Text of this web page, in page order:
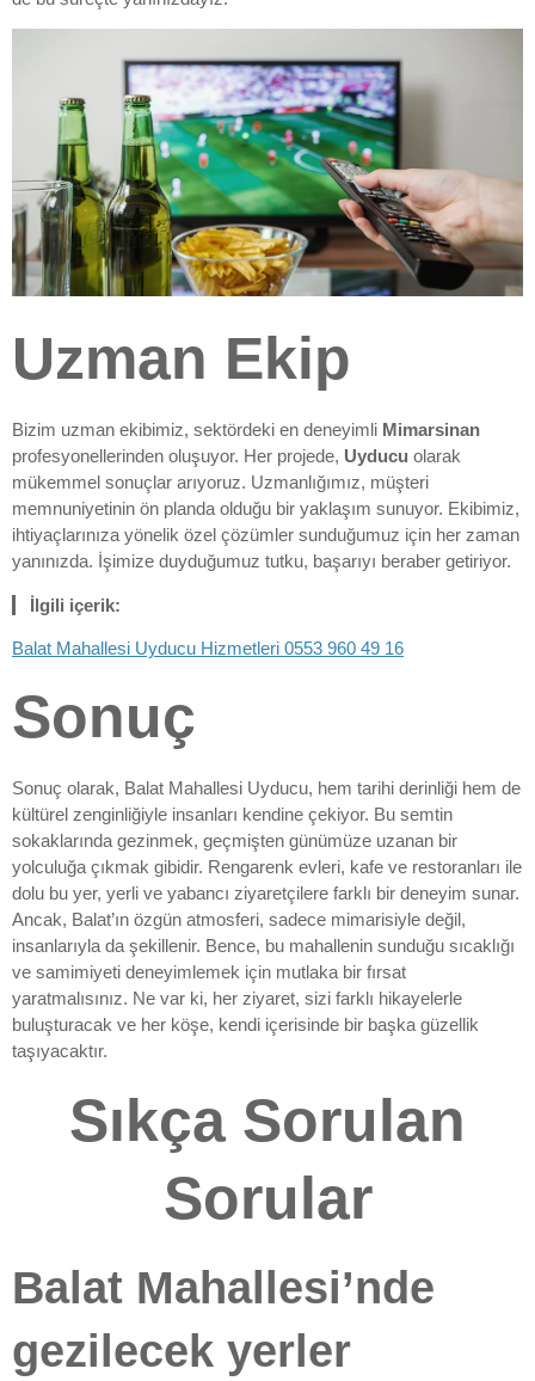
Uzman Ekip
Bizim uzman ekibimiz, sektördeki en deneyimli Mimarsinan
profesyonellerinden oluşuyor. Her projede, Uyducu olarak
mükemmel sonuçlar arıyoruz. Uzmanlığımız, müşteri
memnuniyetinin ön planda olduğu bir yaklaşım sunuyor. Ekibimiz,
ihtiyaçlarınıza yönelik özel çözümler sunduğumuz için her zaman
yanınızda. İşimize duyduğumuz tutku, başarıyı beraber getiriyor.
İlgili içerik:
Balat Mahallesi Uyducu Hizmetleri 0553 960 49 16
Sonuç
Sonuç olarak, Balat Mahallesi Uyducu, hem tarihi derinliği hem de
kültürel zenginliğiyle insanları kendine çekiyor. Bu semtin
sokaklarında gezinmek, geçmişten günümüze uzanan bir
yolculuğa çıkmak gibidir. Rengarenk evleri, kafe ve restoranları ile
dolu bu yer, yerli ve yabancı ziyaretçilere farklı bir deneyim sunar.
Ancak, Balat’ın özgün atmosferi, sadece mimarisiyle değil,
insanlarıyla da şekillenir. Bence, bu mahallenin sunduğu sıcaklığı
ve samimiyeti deneyimlemek için mutlaka bir fırsat
yaratmalısınız. Ne var ki, her ziyaret, sizi farklı hikayelerle
buluşturacak ve her köşe, kendi içerisinde bir başka güzellik
taşıyacaktır.
Sıkça Sorulan
Sorular
Balat Mahallesi’nde
gezilecek yerler